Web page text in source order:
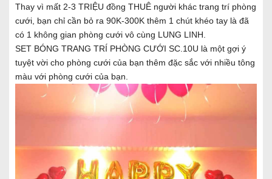
Thay vì mất 2-3 TRIỆU đồng THUÊ người khác trang trí phòng
cưới, bạn chỉ cần bỏ ra 90K-300K thêm 1 chút khéo tay là đã
có 1 không gian phòng cưới vô cùng LUNG LINH.
SET BÓNG TRANG TRÍ PHÒNG CƯỚI SC.10U là một gợi ý
tuyệt vời cho phòng cưới của bạn thêm đặc sắc với nhiều tông
màu với phòng cưới của bạn.